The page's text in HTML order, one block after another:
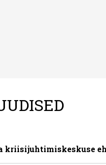
kriisijuhtimiskeskuse